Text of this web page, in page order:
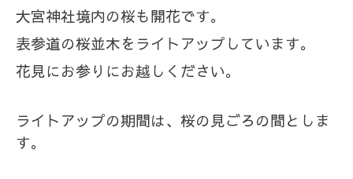
大宮神社境内の桜も開花です。
表参道の桜並木をライトアップしています。
花見にお参りにお越しください。
ライトアップの期間は、桜の見ごろの間としま
す。